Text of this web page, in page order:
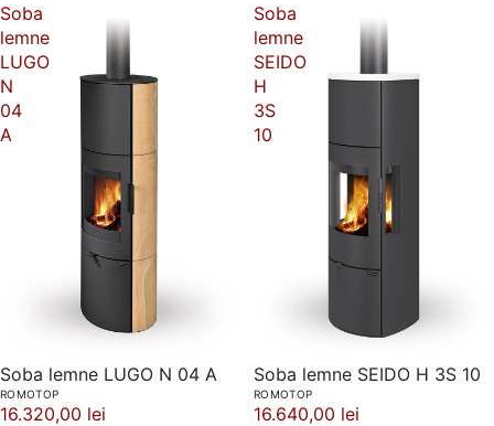
Soba
lemne
LUGO
N
04
A
Soba lemne LUGO N 04 A
ROMOTOP
16.320,00 lei
Soba
lemne
SEIDO
H
3S
10
Soba lemne SEIDO H 3S 10
ROMOTOP
16.640,00 lei